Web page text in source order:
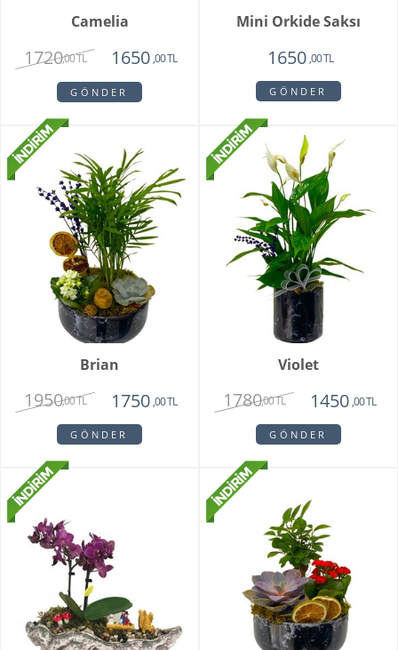
Camelia
1720,00 TL 1650,00 TL
GÖNDER
Mini Orkide Saksı
1650,00 TL
GÖNDER
Brian
1950,00 TL 1750 ,00 TL
GÖNDER
Violet
1780,00 TL 1450 ,00 TL
GÖNDER